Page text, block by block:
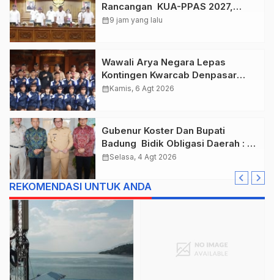
Rancangan KUA-PPAS 2027,
Anggaran Tembus Lebih Dari
calendar_month9 jam yang lalu
Wawali Arya Negara Lepas
Kontingen Kwarcab Denpasar
Menuju Jambore Nasional XII
calendar_monthKamis, 6 Agt 2026
Gubenur Koster Dan Bupati
Badung Bidik Obligasi Daerah :
Gaspol Bangun Infrastruktur
calendar_monthSelasa, 4 Agt 2026
REKOMENDASI UNTUK ANDA